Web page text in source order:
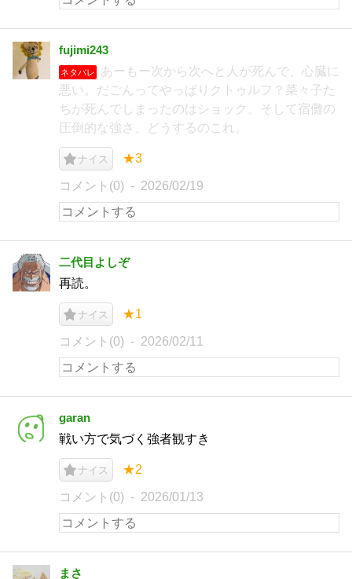
fujimi243
ネタバレ
あーもー次から次へと人が死んで、心臓に
悪い。だごんってやっぱりクトゥルフ？菜々子た
ちが死んでしまったのはショック。そして宿儺の
圧倒的な強さ、どうするのこれ。
ナイス ★3
コメント(0) 2026/02/19
二代目よしぞ
再読。
ナイス ★1
コメント(0) 2026/02/11
garan
戦い方で気づく強者観すき
ナイス ★2
コメント(0) 2026/01/13
まさ